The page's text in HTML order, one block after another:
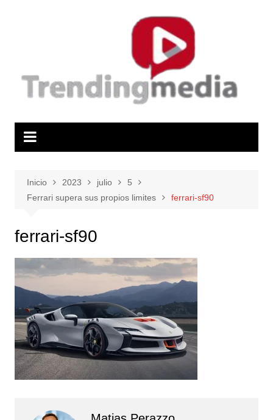
Inicio 2023 julio
5
Ferrari supera sus propios limites
ferrari-sf90
ferrari-sf90